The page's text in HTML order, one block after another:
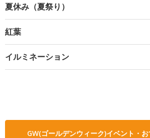
夏休み（夏祭り）
紅葉
イルミネーション
GW(ゴールデンウィーク)イベント・